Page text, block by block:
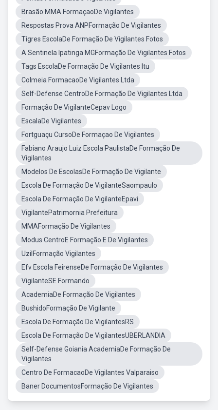
Brasão MMA FormaçaoDe Vigilantes
Respostas Prova ANPFormação De Vigilantes
Tigres EscolaDe Formação De Vigilantes Fotos
A Sentinela Ipatinga MGFormação De Vigilantes Fotos
Tags EscolaDe Formação De Vigilantes Itu
Colmeia FormacaoDe Vigilantes Ltda
Self-Defense CentroDe Formação De Vigilantes Ltda
Formação De VigilanteCepav Logo
EscalaDe Vigilantes
Fortguaçu CursoDe Formaçao De Vigilantes
Fabiano Araujo Luiz Escola PaulistaDe Formação De
Vigilantes
Modelos De EscolasDe Formação De Vigilante
Escola De Formação De VigilanteSaompaulo
Escola De Formação De VigilanteEpavi
VigilantePatrimornia Prefeitura
MMAFormação De Vigilantes
Modus CentroE Formação E De Vigilantes
UzilFormação Vigilantes
Efv Escola FeirenseDe Formação De Vigilantes
VigilanteSE Formando
AcademiaDe Formação De Vigilantes
BushidoFormação De Vigilante
Escola De Formação De VigilantesRS
Escola De Formação De VigilantesUBERLANDIA
Self-Defense Goiania AcademiaDe Formação De
Vigilantes
Centro De FormacaoDe Vigilantes Valparaiso
Baner DocumentosFormação De Vigilantes